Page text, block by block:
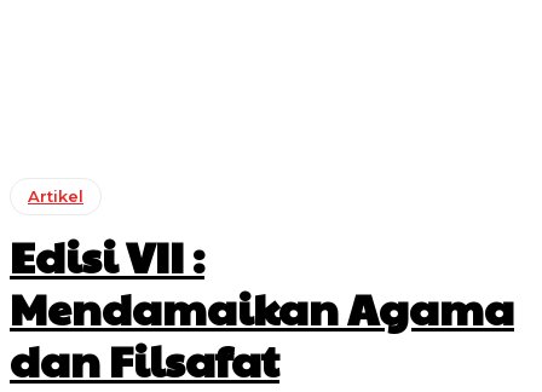
Artikel
Edisi VII :
Mendamaikan Agama
dan Filsafat